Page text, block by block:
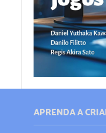
APRENDA A